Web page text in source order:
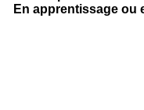
En apprentissage ou